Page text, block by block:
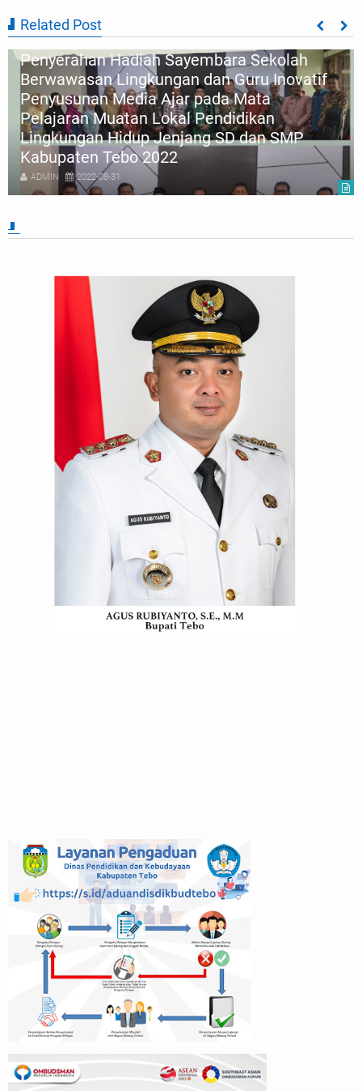
Related Post
Penyerahan Hadiah Sayembara Sekolah
Berwawasan Lingkungan dan Guru Inovatif
Penyusunan Media Ajar pada Mata
Pelajaran Muatan Lokal Pendidikan
Lingkungan Hidup Jenjang SD dan SMP
Kabupaten Tebo 2022
ADMIN 2022-08-31